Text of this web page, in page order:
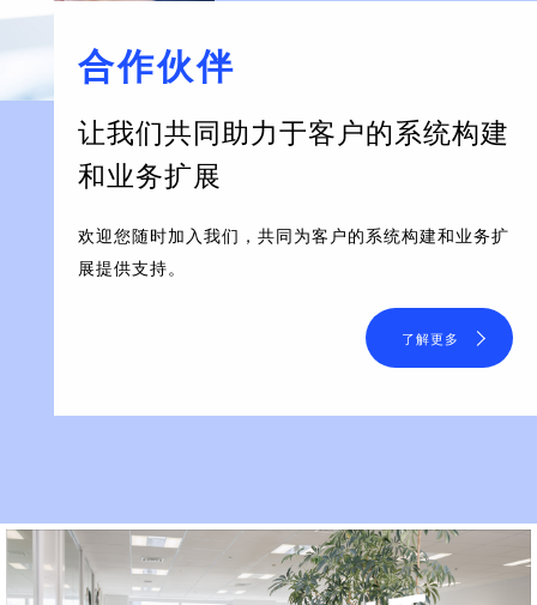
合作伙伴
让我们共同助力于客户的系统构建
和业务扩展
欢迎您随时加入我们，共同为客户的系统构建和业务扩
展提供支持。
了解更多